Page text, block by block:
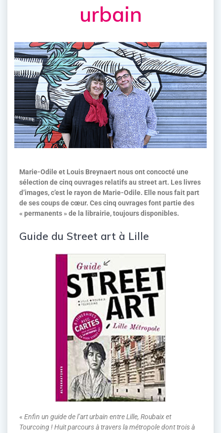
urbain
Marie-Odile et Louis Breynaert nous ont concocté une
sélection de cinq ouvrages relatifs au street art. Les livres
d’images, c’est le rayon de Marie-Odile. Elle nous fait part
de ses coups de cœur. Ces cinq ouvrages font partie des
« permanents » de la librairie, toujours disponibles.
Guide du Street art à Lille
« Enfin un guide de l’art urbain entre Lille, Roubaix et
Tourcoing ! Huit parcours à travers la métropole dont trois à